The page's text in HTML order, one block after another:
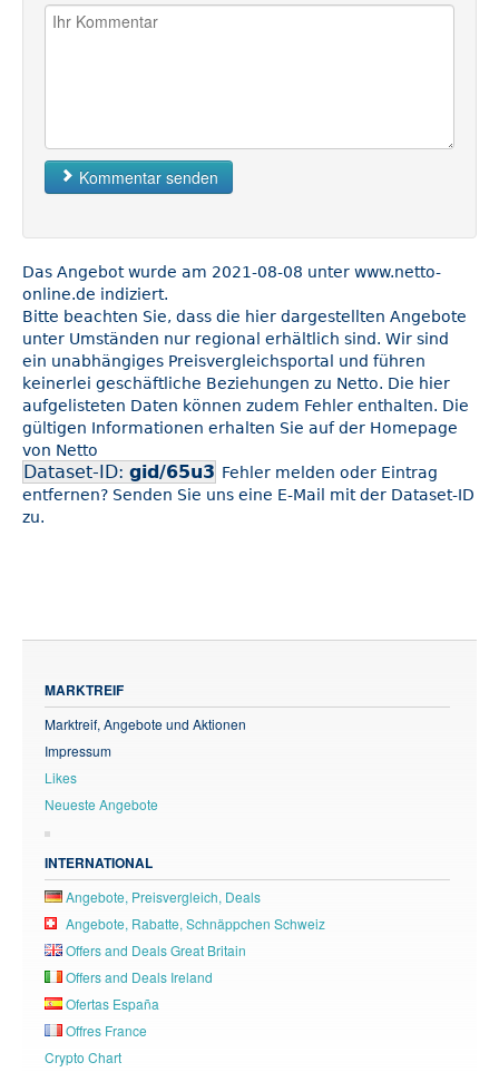
Kommentar senden
Das Angebot wurde am 2021-08-08 unter www.netto-
online.de indiziert.
Bitte beachten Sie, dass die hier dargestellten Angebote
unter Umständen nur regional erhältlich sind. Wir sind
ein unabhängiges Preisvergleichsportal und führen
keinerlei geschäftliche Beziehungen zu Netto. Die hier
aufgelisteten Daten können zudem Fehler enthalten. Die
gültigen Informationen erhalten Sie auf der Homepage
von Netto
Dataset-ID: gid/65u3 Fehler melden oder Eintrag
entfernen? Senden Sie uns eine E-Mail mit der Dataset-ID
zu.
MARKTREIF
Marktreif, Angebote und Aktionen
Impressum
Likes
Neueste Angebote
INTERNATIONAL
Angebote, Preisvergleich, Deals
Angebote, Rabatte, Schnäppchen Schweiz
Offers and Deals Great Britain
Offers and Deals Ireland
Ofertas España
Offres France
Crypto Chart